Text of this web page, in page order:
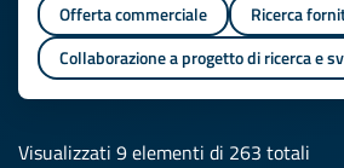
Offerta commerciale
Ricerca
Collaborazione a progetto di ricerca e
Visualizzati 9 elementi di 263 totali